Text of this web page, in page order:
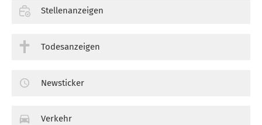
Stellenanzeigen
Todesanzeigen
Newsticker
Verkehr